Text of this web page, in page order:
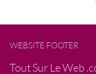
WEBSITE FOOTER
Tout Sur Le Web